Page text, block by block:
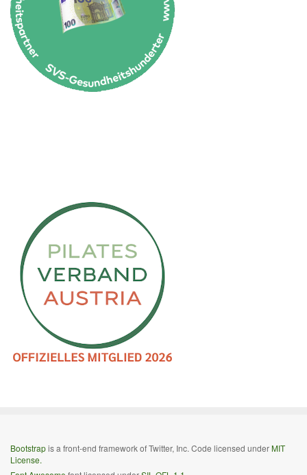
Bootstrapis a front-end framework of Twitter, Inc. Code licensed underMIT
License.